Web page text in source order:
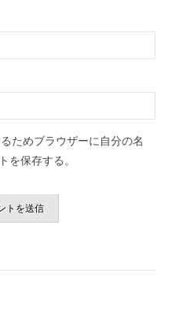
ためブラウザーに自分の名
を保存する。